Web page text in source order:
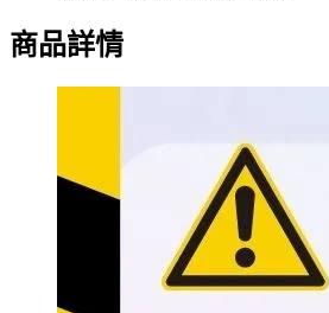
商品詳情